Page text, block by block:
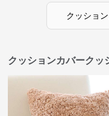
クッショ
クッションカバークッ